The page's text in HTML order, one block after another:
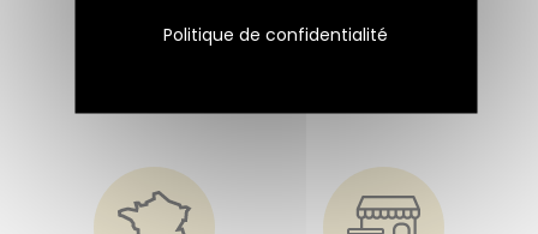
Politique de confidentialité